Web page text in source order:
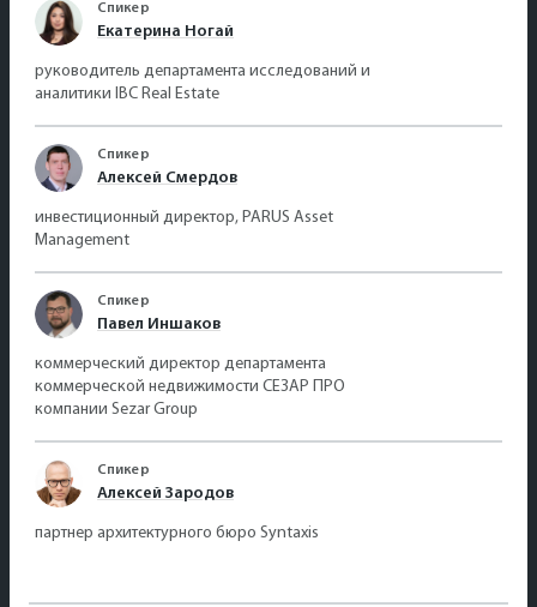
Спикер
Екатерина Ногай
руководитель департамента исследований и
аналитики IBC Real Estate
Спикер
Алексей Смердов
инвестиционный директор, PARUS Asset
Management
Спикер
Павел Иншаков
коммерческий директор департамента
коммерческой недвижимости СЕЗАР ПРО
компании Sezar Group
Спикер
Алексей Зародов
партнер архитектурного бюро Syntaxis